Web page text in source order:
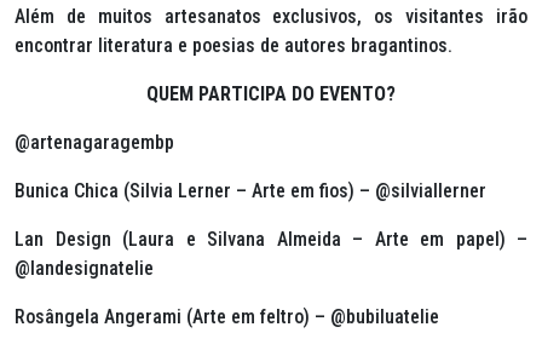
Além de muitos artesanatos exclusivos, os visitantes irão
encontrar literatura e poesias de autores bragantinos.
QUEM PARTICIPA DO EVENTO?
@artenagaragembp
Bunica Chica (Silvia Lerner – Arte em fios) – @silviallerner
Lan Design (Laura e Silvana Almeida – Arte em papel) –
@landesignatelie
Rosângela Angerami (Arte em feltro) – @bubiluatelie